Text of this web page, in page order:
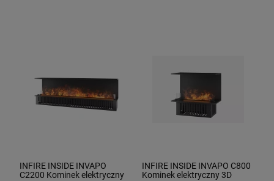
INFIRE INSIDE INVAPO
C2200 Kominek elektryczny
INFIRE INSIDE INVAPO C800
Kominek elektryczny 3D